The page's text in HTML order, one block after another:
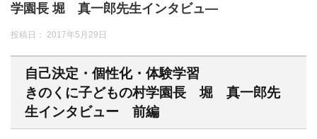
学園長 堀 真一郎先生インタビュ―
投稿日： 2017年5月29日
自己決定・個性化・体験学習
きのくに子どもの村学園長 堀 真一郎先
生インタビュー 前編